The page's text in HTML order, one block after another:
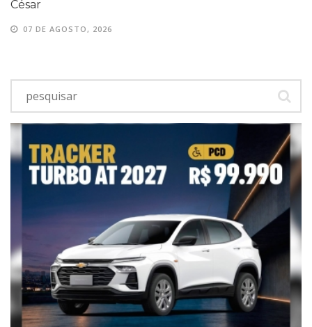
César
07 DE AGOSTO, 2026